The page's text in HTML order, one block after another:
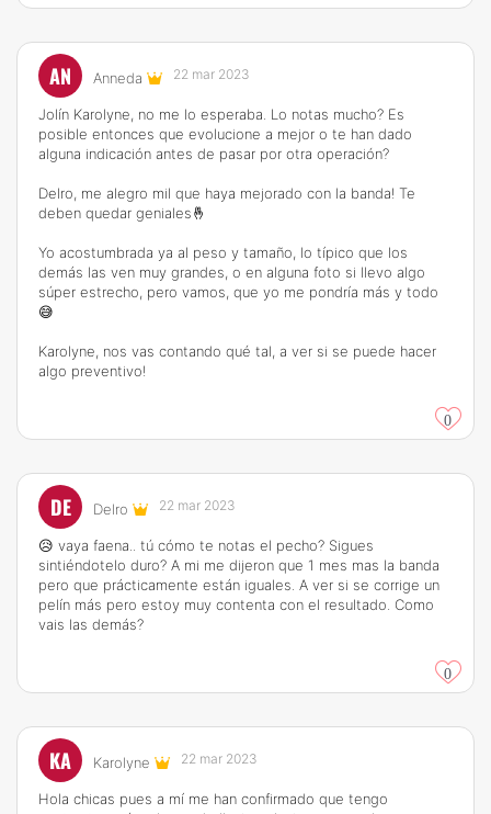
AN Anneda 22 mar 2023
Jolín Karolyne, no me lo esperaba. Lo notas mucho? Es
posible entonces que evolucione a mejor o te han dado
alguna indicación antes de pasar por otra operación?
Delro, me alegro mil que haya mejorado con la banda! Te
deben quedar geniales🤞
Yo acostumbrada ya al peso y tamaño, lo típico que los
demás las ven muy grandes, o en alguna foto si llevo algo
súper estrecho, pero vamos, que yo me pondría más y todo
😅
Karolyne, nos vas contando qué tal, a ver si se puede hacer
algo preventivo!
0
DE Delro 22 mar 2023
😥 vaya faena.. tú cómo te notas el pecho? Sigues
sintiéndotelo duro? A mi me dijeron que 1 mes mas la banda
pero que prácticamente están iguales. A ver si se corrige un
pelín más pero estoy muy contenta con el resultado. Como
vais las demás?
0
KA Karolyne 22 mar 2023
Hola chicas pues a mí me han confirmado que tengo